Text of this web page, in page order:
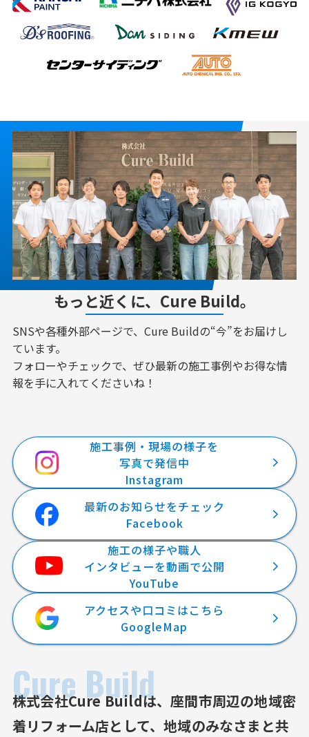
もっと近くに、Cure Build。
SNSや各種外部ページで、Cure Buildの“今”をお届けし
ています。
フォローやチェックで、ぜひ最新の施工事例やお得な情
報を手に入れてくださいね！
施工事例・現場の様子を
写真で発信中
Instagram
最新のお知らせをチェック
Facebook
施工の様子や職人
インタビューを動画で公開
YouTube
アクセスや口コミはこちら
GoogleMap
Cure Build
株式会社Cure Buildは、座間市周辺の地域密
着リフォーム店として、地域のみなさまと共